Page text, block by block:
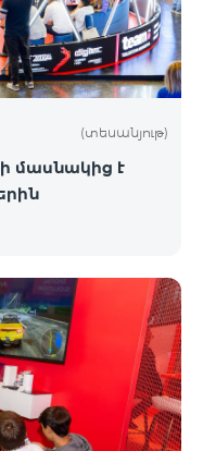
(տեսանյութ)
ի մասնակից է